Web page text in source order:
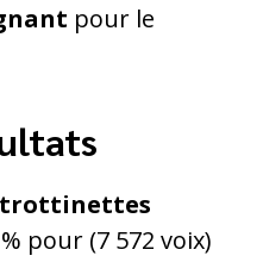
pour le
trottinettes
pour (7 572 voix)